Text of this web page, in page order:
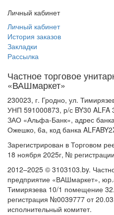
Личный кабинет
Личный кабинет
История заказов
Закладки
Рассылка
Частное торговое
«ВАШмаркет»
230023, г. Гродно, ул.
УНП 591000873, р/с BY30 ALFA
ЗАО «Альфа-Банк», адрес
Ожешко, 6а, код банка
Зарегистрирован в Торговом
18 ноября 2025г, №
2012–2025 © 3103103.by.
предприятие «ВАШмаркет»,
Тимирязева 10/1 помещение
регистрация №0039777 от
исполнительный комитет.